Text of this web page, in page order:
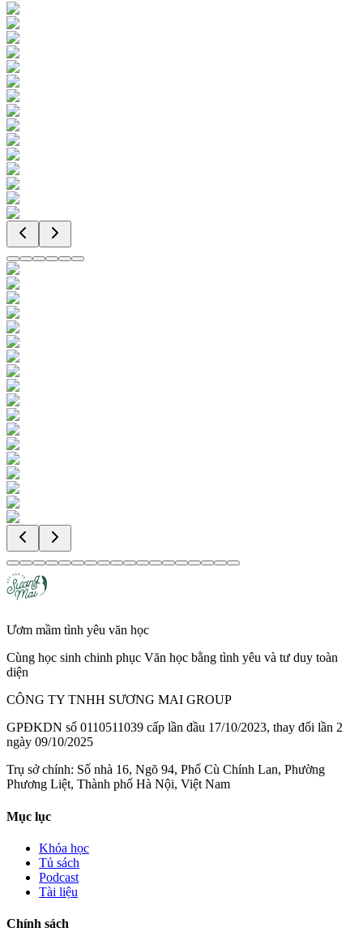
Ươm mầm tình yêu văn học
Cùng học sinh chinh phục Văn học bằng tình yêu và tư duy toàn
diện
CÔNG TY TNHH SƯƠNG MAI GROUP
GPĐKDN số 0110511039 cấp lần đầu 17/10/2023, thay đổi lần 2
ngày 09/10/2025
Trụ sở chính: Số nhà 16, Ngõ 94, Phố Cù Chính Lan, Phường
Phương Liệt, Thành phố Hà Nội, Việt Nam
Mục lục
Khóa học
Tủ sách
Podcast
Tài liệu
Chính sách